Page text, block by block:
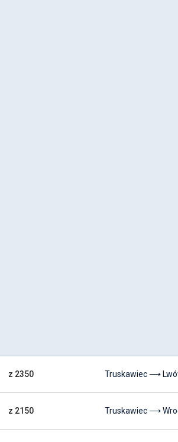
z 2350
z 2150
Truskawiec ⟶
Truskawiec ⟶